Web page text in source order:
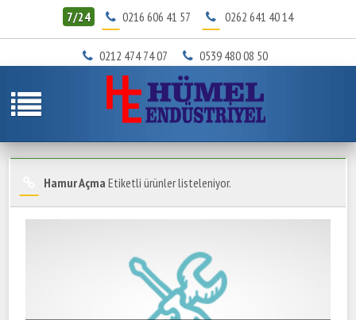
7/24 0216 606 41 57 0262 641 40 14
0212 474 74 07 0539 480 08 50
Hamur Açma Etiketli ürünler listeleniyor.